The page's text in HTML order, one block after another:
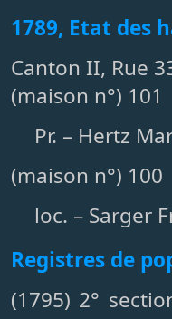
1789, Etat des
Canton II, Rue
(maison n°) 101
Pr. – Hertz
(maison n°) 100
loc. – Sarger
Registres de
(1795) 2°